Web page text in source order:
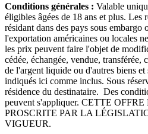
Conditions générales : Valable
éligibles âgées de 18 ans et plus. Les
résidant dans des pays sous embargo
l'exportation américaines ou locales
les prix peuvent faire l'objet de
cédée, échangée, vendue, transférée,
de l'argent liquide ou d'autres biens et
indiqués ici comme inclus. Sous
résidence du destinataire. Des
peuvent s'appliquer. CETTE
PROSCRITE PAR LA
VIGUEUR.